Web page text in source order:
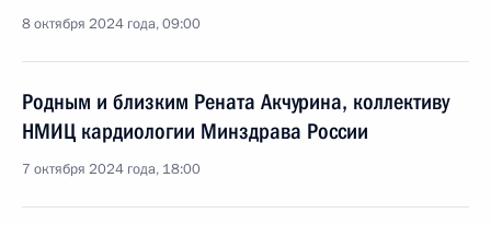
8 октября 2024 года, 09:00
Родным и близким Рената Акчурина, коллективу
НМИЦ кардиологии Минздрава России
7 октября 2024 года, 18:00